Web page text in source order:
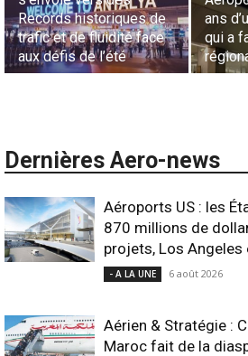
Records historiques de
trafic et de fluidité face
aux défis de l’été
ans
qui a
Dernières Aero-news
Aéroports US : les
870 millions de
projets, Los
- A LA UNE 6 août 2026
Aérien & Stratégie :
Maroc fait de la